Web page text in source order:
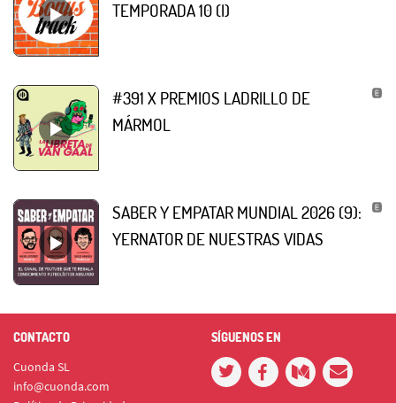
TEMPORADA 10 (I)
#391 X PREMIOS LADRILLO DE
MÁRMOL
SABER Y EMPATAR MUNDIAL 2026 (9):
YERNATOR DE NUESTRAS VIDAS
CONTACTO
Cuonda SL
info@cuonda.com
SÍGUENOS EN